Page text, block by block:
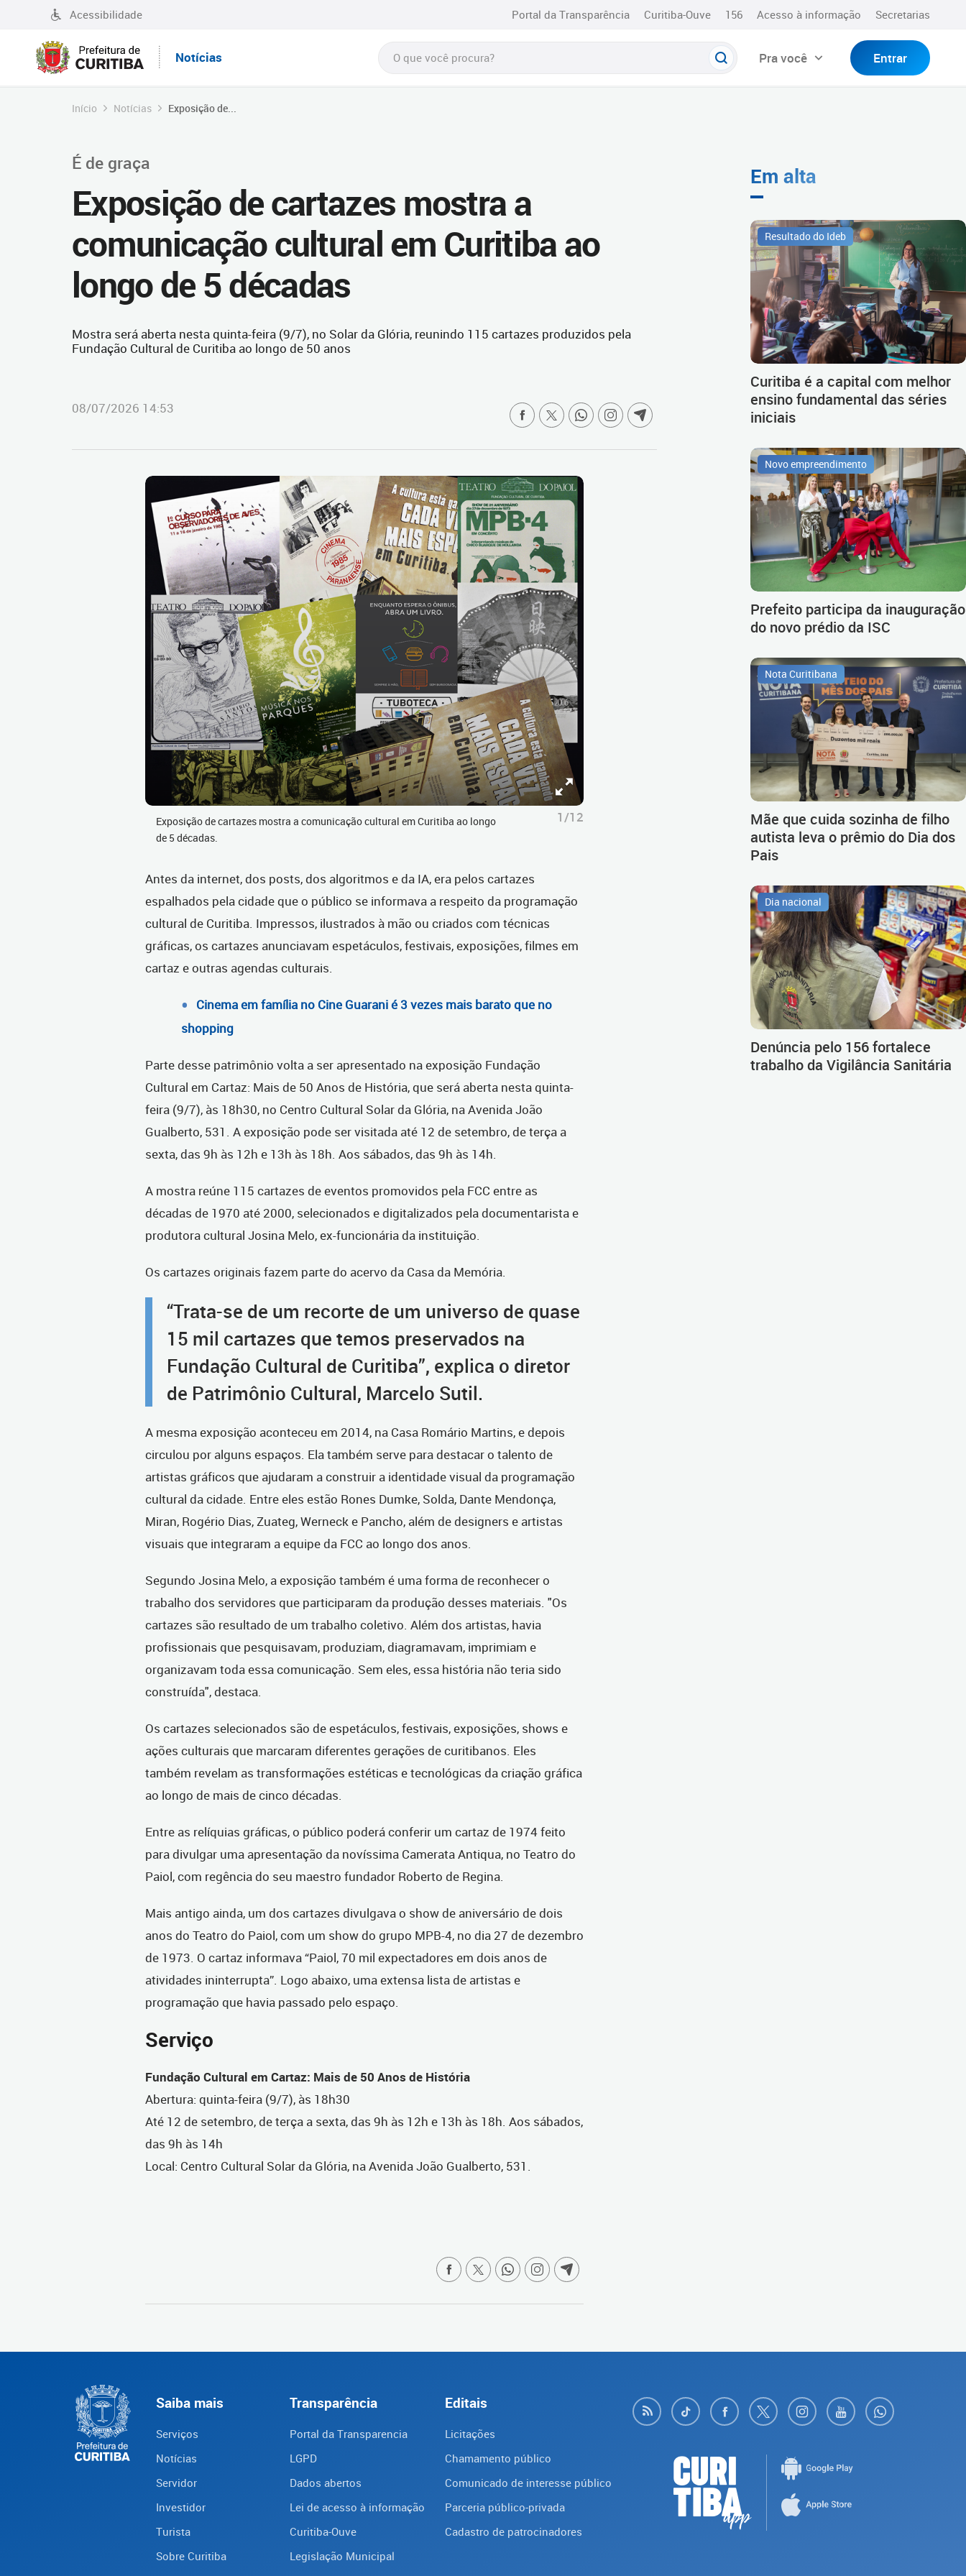
Acessibilidade Portal da Transparência Curitiba-Ouve 156 Acesso à informação Secretarias
Notícias Pra você Entrar
Início Notícias Exposição de...
É de graça
Exposição de cartazes mostra a
comunicação cultural em Curitiba ao
longo de 5 décadas
Mostra será aberta nesta quinta-feira (9/7), no Solar da Glória, reunindo 115 cartazes produzidos pela
Fundação Cultural de Curitiba ao longo de 50 anos
08/07/2026 14:53
Exposição de cartazes mostra a comunicação cultural em Curitiba ao longo
de 5 décadas.
1/12
Antes da internet, dos posts, dos algoritmos e da IA, era pelos cartazes
espalhados pela cidade que o público se informava a respeito da programação
cultural de Curitiba. Impressos, ilustrados à mão ou criados com técnicas
gráficas, os cartazes anunciavam espetáculos, festivais, exposições, filmes em
cartaz e outras agendas culturais.
Cinema em família no Cine Guarani é 3 vezes mais barato que no
shopping
Parte desse patrimônio volta a ser apresentado na exposição Fundação
Cultural em Cartaz: Mais de 50 Anos de História, que será aberta nesta quinta-
feira (9/7), às 18h30, no Centro Cultural Solar da Glória, na Avenida João
Gualberto, 531. A exposição pode ser visitada até 12 de setembro, de terça a
sexta, das 9h às 12h e 13h às 18h. Aos sábados, das 9h às 14h.
A mostra reúne 115 cartazes de eventos promovidos pela FCC entre as
décadas de 1970 até 2000, selecionados e digitalizados pela documentarista e
produtora cultural Josina Melo, ex-funcionária da instituição.
Os cartazes originais fazem parte do acervo da Casa da Memória.
“Trata-se de um recorte de um universo de quase
15 mil cartazes que temos preservados na
Fundação Cultural de Curitiba”, explica o diretor
de Patrimônio Cultural, Marcelo Sutil.
A mesma exposição aconteceu em 2014, na Casa Romário Martins, e depois
circulou por alguns espaços. Ela também serve para destacar o talento de
artistas gráficos que ajudaram a construir a identidade visual da programação
cultural da cidade. Entre eles estão Rones Dumke, Solda, Dante Mendonça,
Miran, Rogério Dias, Zuateg, Werneck e Pancho, além de designers e artistas
visuais que integraram a equipe da FCC ao longo dos anos.
Segundo Josina Melo, a exposição também é uma forma de reconhecer o
trabalho dos servidores que participaram da produção desses materiais. "Os
cartazes são resultado de um trabalho coletivo. Além dos artistas, havia
profissionais que pesquisavam, produziam, diagramavam, imprimiam e
organizavam toda essa comunicação. Sem eles, essa história não teria sido
construída", destaca.
Os cartazes selecionados são de espetáculos, festivais, exposições, shows e
ações culturais que marcaram diferentes gerações de curitibanos. Eles
também revelam as transformações estéticas e tecnológicas da criação gráfica
ao longo de mais de cinco décadas.
Entre as relíquias gráficas, o público poderá conferir um cartaz de 1974 feito
para divulgar uma apresentação da novíssima Camerata Antiqua, no Teatro do
Paiol, com regência do seu maestro fundador Roberto de Regina.
Mais antigo ainda, um dos cartazes divulgava o show de aniversário de dois
anos do Teatro do Paiol, com um show do grupo MPB-4, no dia 27 de dezembro
de 1973. O cartaz informava “Paiol, 70 mil expectadores em dois anos de
atividades ininterrupta”. Logo abaixo, uma extensa lista de artistas e
programação que havia passado pelo espaço.
Serviço
Fundação Cultural em Cartaz: Mais de 50 Anos de História
Abertura: quinta-feira (9/7), às 18h30
Até 12 de setembro, de terça a sexta, das 9h às 12h e 13h às 18h. Aos sábados,
das 9h às 14h
Local: Centro Cultural Solar da Glória, na Avenida João Gualberto, 531.
Em alta
Resultado do Ideb
Curitiba é a capital com melhor
ensino fundamental das séries
iniciais
Novo empreendimento
Prefeito participa da inauguração
do novo prédio da ISC
Nota Curitibana
Mãe que cuida sozinha de filho
autista leva o prêmio do Dia dos
Pais
Dia nacional
Denúncia pelo 156 fortalece
trabalho da Vigilância Sanitária
Saiba mais
Serviços
Notícias
Servidor
Investidor
Turista
Sobre Curitiba
Transparência
Portal da Transparencia
LGPD
Dados abertos
Lei de acesso à informação
Curitiba-Ouve
Legislação Municipal
Editais
Licitações
Chamamento público
Comunicado de interesse público
Parceria público-privada
Cadastro de patrocinadores